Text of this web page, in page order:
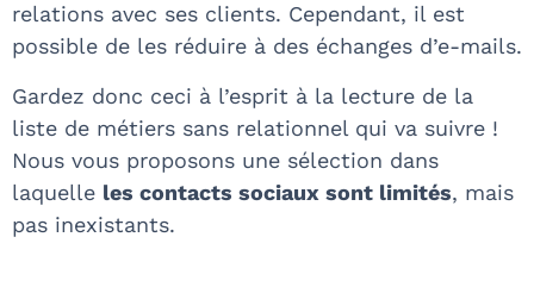
relations avec ses clients. Cependant, il est
possible de les réduire à des échanges d’e-mails.
Gardez donc ceci à l’esprit à la lecture de la
liste de métiers sans relationnel qui va suivre !
Nous vous proposons une sélection dans
laquelle les contacts sociaux sont limités, mais
pas inexistants.